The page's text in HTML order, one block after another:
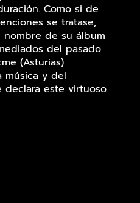
Como si de
se tratase,
nombre de su álbum
del pasado
(Asturias).
música y del
declara este virtuoso